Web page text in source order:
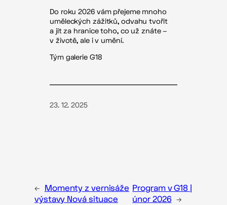
Do roku 2026 vám přejeme mnoho
uměleckých zážitků, odvahu tvořit
a jít za hranice toho, co už znáte –
v životě, ale i v umění.
Tým galerie G18
23. 12. 2025
← Momenty z vernisáže
výstavy Nová situace
Program v G18 |
únor 2026 →